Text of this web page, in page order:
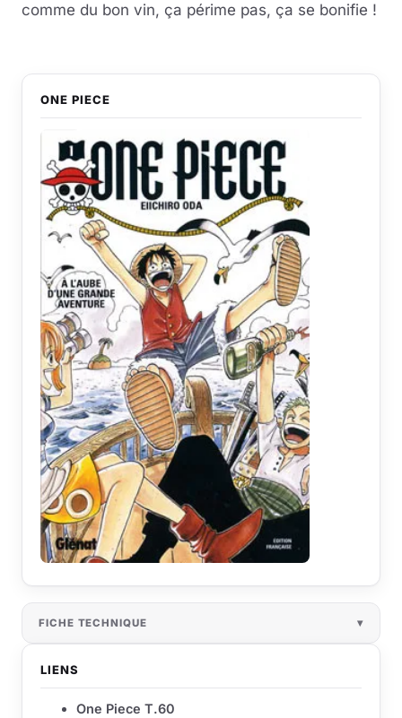
comme du bon vin, ça périme pas, ça se bonifie !
ONE PIECE
FICHE TECHNIQUE
LIENS
One Piece T.60